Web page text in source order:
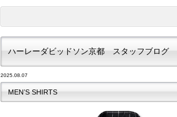
ハーレーダビッドソン京都 スタッフブログ
2025.08.07
MEN’S SHIRTS